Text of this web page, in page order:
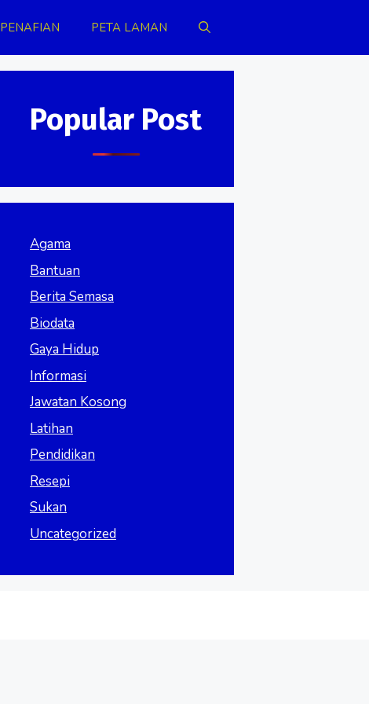
PENAFIAN PETA LAMAN
Popular Post
Agama
Bantuan
Berita Semasa
Biodata
Gaya Hidup
Informasi
Jawatan Kosong
Latihan
Pendidikan
Resepi
Sukan
Uncategorized